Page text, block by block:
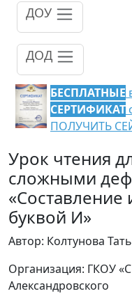
ДОУ
ДОД
БЕСПЛАТНЫЕ
СЕРТИФИКАТ
ПОЛУЧИТЬ
Урок чтения
сложными
«Составление
буквой И»
Автор: Колтунова
Организация: ГКОУ
Александровского